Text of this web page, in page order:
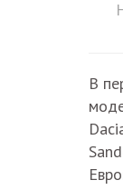
В